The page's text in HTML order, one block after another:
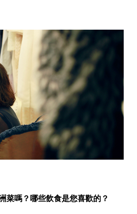
菜嗎？哪些飲食是您喜歡的？